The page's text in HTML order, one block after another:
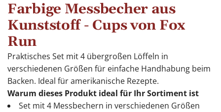
Farbige Messbecher aus
Kunststoff - Cups von Fox
Run
Praktisches Set mit 4 übergroßen Löffeln in
verschiedenen Größen für einfache Handhabung beim
Backen. Ideal für amerikanische Rezepte.
Warum dieses Produkt ideal für Ihr Sortiment ist
Set mit 4 Messbechern in verschiedenen Größen